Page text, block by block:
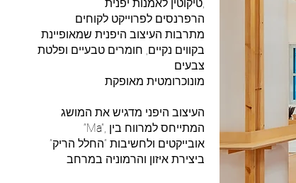
טיקוטין לאמנות יפנית,
הרפרנסים לפרוייקט לקוחים
מתרבות העיצוב היפנית שמאופיינת
בקווים נקיים, חומרים טבעיים ופלטת
צבעים
מונוכרומטית מאופקת
העיצוב היפני מדגיש את המושג
“Ma”, המתייחס למרווח בין
אובייקטים ולחשיבות “החלל הריק”
ביצירת איזון והרמוניה במרחב